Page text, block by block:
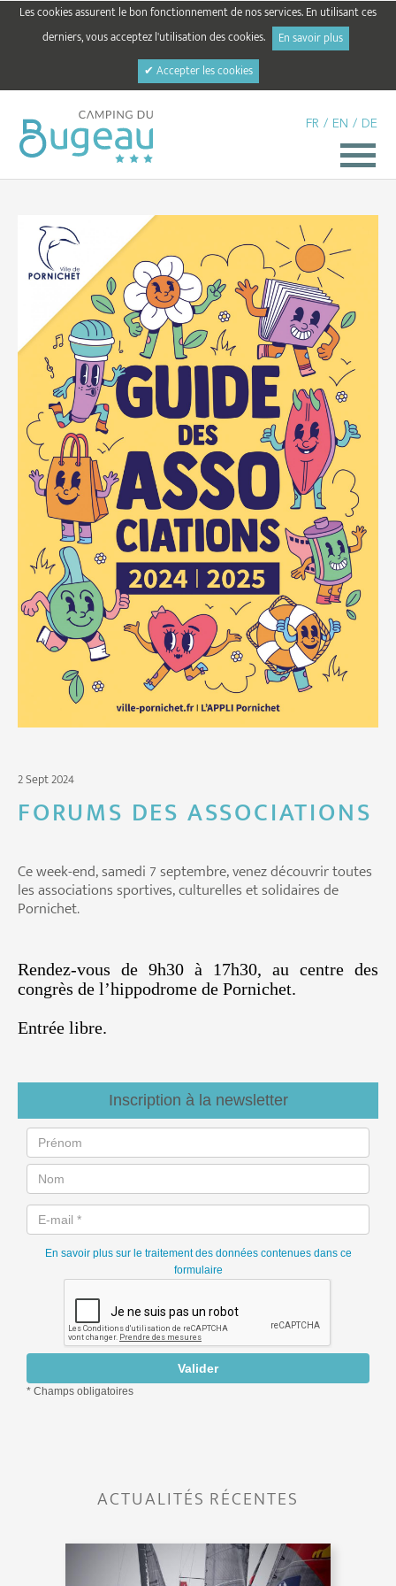
Les cookies assurent le bon fonctionnement de nos services. En utilisant ces
derniers, vous acceptez l'utilisation des cookies.
En savoir plus
✔ Accepter les cookies
FR / EN / DE
2 Sept 2024
FORUMS DES ASSOCIATIONS
Ce week-end, samedi 7 septembre, venez découvrir toutes
les associations sportives, culturelles et solidaires de
Pornichet.
Rendez-vous de 9h30 à 17h30, au centre des
congrès de l’hippodrome de Pornichet.
Entrée libre.
ACTUALITÉS RÉCENTES